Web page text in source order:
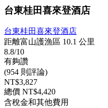
台東桂田喜來登酒店
台東桂田喜來登酒店
距離富山護漁區 10.1 公里
8.8/10
有夠讚
(954 則評論)
NT$3,827
總價 NT$4,420
含稅金和其他費用